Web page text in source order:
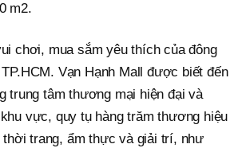
m2.
chơi, mua sắm yêu thích của đông
Vạn Hạnh Mall được biết đến
trung tâm thương mại hiện đại và
vực, quy tụ hàng trăm thương hiệu
trang, ẩm thực và giải trí, như